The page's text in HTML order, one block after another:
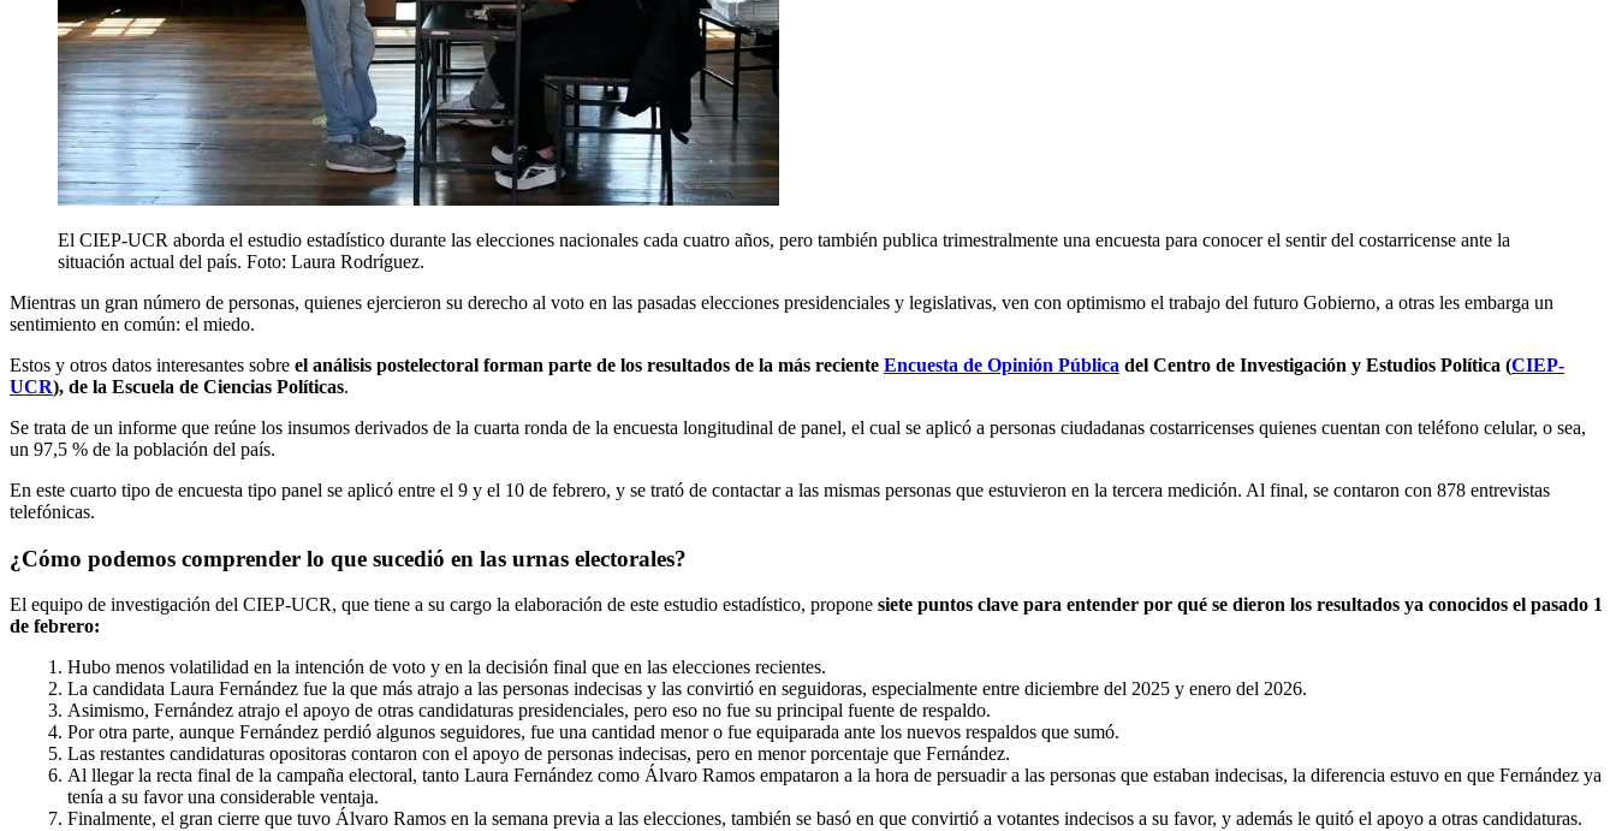
El CIEP-UCR aborda el estudio estadístico durante las elecciones nacionales cada cuatro años, pero también publica trimestralmente una encuesta para conocer el sentir del costarricense ante la
situación actual del país. Foto: Laura Rodríguez.
Mientras un gran número de personas, quienes ejercieron su derecho al voto en las pasadas elecciones presidenciales y legislativas, ven con optimismo el trabajo del futuro Gobierno, a otras les embarga un
sentimiento en común: el miedo.
Estos y otros datos interesantes sobre el análisis postelectoral forman parte de los resultados de la más reciente Encuesta de Opinión Pública del Centro de Investigación y Estudios Política (CIEP-
UCR), de la Escuela de Ciencias Políticas.
Se trata de un informe que reúne los insumos derivados de la cuarta ronda de la encuesta longitudinal de panel, el cual se aplicó a personas ciudadanas costarricenses quienes cuentan con teléfono celular, o sea,
un 97,5 % de la población del país.
En este cuarto tipo de encuesta tipo panel se aplicó entre el 9 y el 10 de febrero, y se trató de contactar a las mismas personas que estuvieron en la tercera medición. Al final, se contaron con 878 entrevistas
telefónicas.
¿Cómo podemos comprender lo que sucedió en las urnas electorales?
El equipo de investigación del CIEP-UCR, que tiene a su cargo la elaboración de este estudio estadístico, propone siete puntos clave para entender por qué se dieron los resultados ya conocidos el pasado 1
de febrero:
Hubo menos volatilidad en la intención de voto y en la decisión final que en las elecciones recientes.
La candidata Laura Fernández fue la que más atrajo a las personas indecisas y las convirtió en seguidoras, especialmente entre diciembre del 2025 y enero del 2026.
Asimismo, Fernández atrajo el apoyo de otras candidaturas presidenciales, pero eso no fue su principal fuente de respaldo.
Por otra parte, aunque Fernández perdió algunos seguidores, fue una cantidad menor o fue equiparada ante los nuevos respaldos que sumó.
Las restantes candidaturas opositoras contaron con el apoyo de personas indecisas, pero en menor porcentaje que Fernández.
Al llegar la recta final de la campaña electoral, tanto Laura Fernández como Álvaro Ramos empataron a la hora de persuadir a las personas que estaban indecisas, la diferencia estuvo en que Fernández ya
tenía a su favor una considerable ventaja.
Finalmente, el gran cierre que tuvo Álvaro Ramos en la semana previa a las elecciones, también se basó en que convirtió a votantes indecisos a su favor, y además le quitó el apoyo a otras candidaturas.